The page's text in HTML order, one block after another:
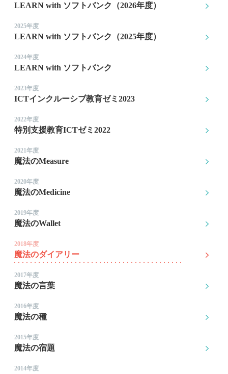
LEARN with ソフトバンク（2026年度）
2025年度
LEARN with ソフトバンク（2025年度）
2024年度
LEARN with ソフトバンク
2023年度
ICTインクルーシブ教育ゼミ2023
2022年度
特別支援教育ICTゼミ2022
2021年度
魔法のMeasure
2020年度
魔法のMedicine
2019年度
魔法のWallet
2018年度
魔法のダイアリー
2017年度
魔法の言葉
2016年度
魔法の種
2015年度
魔法の宿題
2014年度